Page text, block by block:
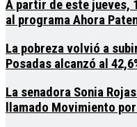
A partir de este jueves,
al programa Ahora
La pobreza volvió a
Posadas alcanzó al
La senadora Sonia
llamado Movimiento